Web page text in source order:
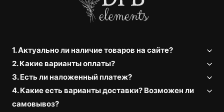
1. Актуально ли наличие товаров на сайте?
2. Какие варианты оплаты?
3. Есть ли наложенный платеж?
4. Какие есть варианты доставки? Возможен ли
самовывоз?